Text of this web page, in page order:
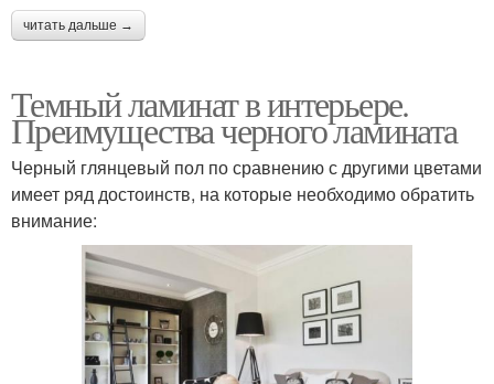
читать дальше →
Темный ламинат в интерьере.
Преимущества черного ламината
Черный глянцевый пол по сравнению с другими цветами
имеет ряд достоинств, на которые необходимо обратить
внимание: